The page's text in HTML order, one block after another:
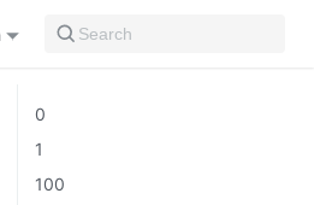
Search
0
1
100